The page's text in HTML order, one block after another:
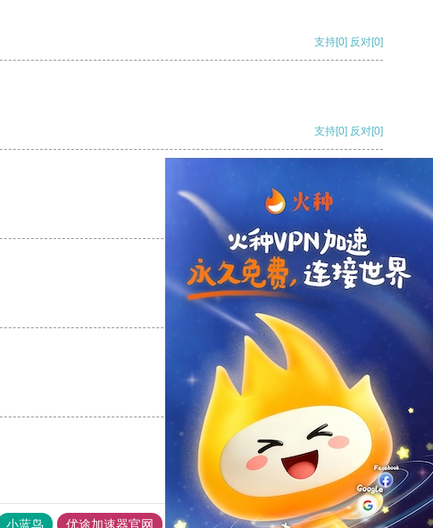
支持[0] 反对[0]
支持[0] 反对[0]
反对
反对[0]
小蓝鸟 优途加速器官网 风驰加速器 旋风加速器 八戒看书